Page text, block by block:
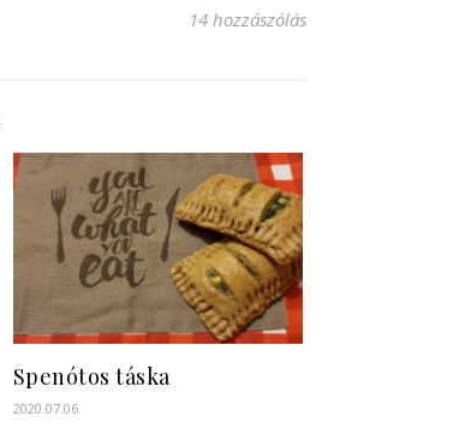
14 hozzászólás
Spenótos táska
2020.07.06.